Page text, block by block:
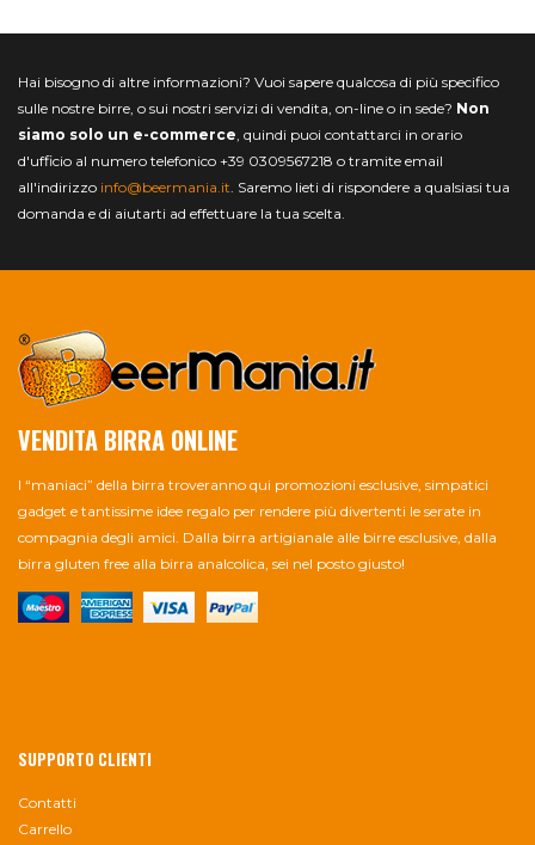
Hai bisogno di altre informazioni? Vuoi sapere qualcosa di più specifico
sulle nostre birre, o sui nostri servizi di vendita, on-line o in sede? Non
siamo solo un e-commerce, quindi puoi contattarci in orario
d'ufficio al numero telefonico +39 0309567218 o tramite email
all'indirizzo info@beermania.it. Saremo lieti di rispondere a qualsiasi tua
domanda e di aiutarti ad effettuare la tua scelta.
VENDITA BIRRA ONLINE
I “maniaci” della birra troveranno qui promozioni esclusive, simpatici
gadget e tantissime idee regalo per rendere più divertenti le serate in
compagnia degli amici. Dalla birra artigianale alle birre esclusive, dalla
birra gluten free alla birra analcolica, sei nel posto giusto!
SUPPORTO CLIENTI
Contatti
Carrello